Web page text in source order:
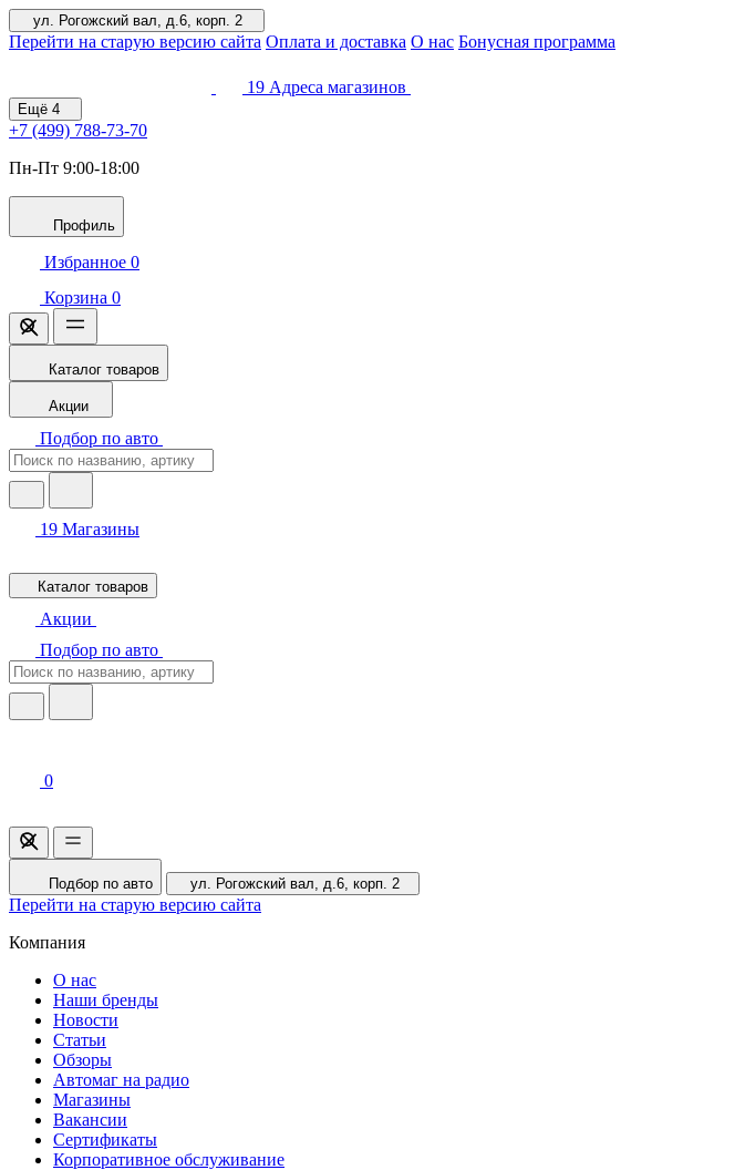
ул. Рогожский вал, д.6, корп. 2
Перейти на старую версию сайта Оплата и доставка О нас Бонусная программа
19 Адреса магазинов
Ещё 4
+7 (499) 788-73-70
Пн-Пт 9:00-18:00
Профиль
Избранное 0
Корзина 0
Каталог товаров
Акции
Подбор по авто
19 Магазины
Каталог товаров
Акции
Подбор по авто
0
Подбор по авто ул. Рогожский вал, д.6, корп. 2
Перейти на старую версию сайта
Компания
О нас
Наши бренды
Новости
Статьи
Обзоры
Автомаг на радио
Магазины
Вакансии
Сертификаты
Корпоративное обслуживание